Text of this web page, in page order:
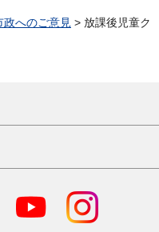
政へのご意見 > 放課後児童ク